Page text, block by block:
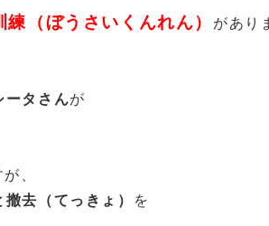
練（ぼうさいくんれん） があり
ータさんが
、
去（てっきょ） を